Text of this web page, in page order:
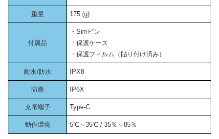
重量 175 (g)
付属品
・Simピン
・保護ケース
・保護フィルム（貼り付け済み）
耐水/防水 IPX8
防塵 IP6X
充電端子 Type-C
動作環境 5℃～35℃ / 35％～85％